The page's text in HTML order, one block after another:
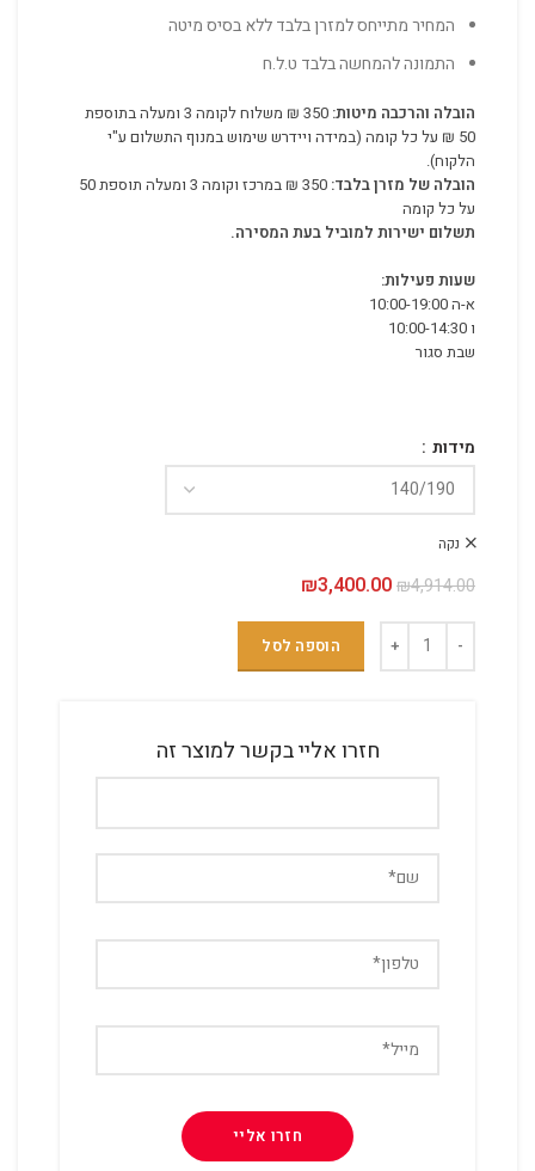
המחיר מתייחס למזרן בלבד ללא בסיס מיטה
התמונה להמחשה בלבד ט.ל.ח
הובלה והרכבה מיטות:
350 ₪ משלוח לקומה 3 ומעלה בתוספת
50 ₪ על כל קומה (במידה ויידרש שימוש במנוף התשלום ע"י
הלקוח).
הובלה של מזרן בלבד:
350 ₪ במרכז וקומה 3 ומעלה תוספת 50
על כל קומה
תשלום ישירות למוביל בעת המסירה.
שעות פעילות:
א-ה 10:00-19:00
ו 10:00-14:30
שבת סגור
מידות
נקה
₪4,914.00 המחיר המקורי היה: ₪4,914.00.
₪3,400.00
הוספה לסל
חזרו אליי בקשר למוצר זה